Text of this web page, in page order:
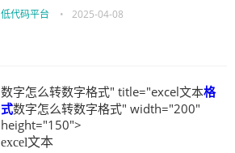
低代码平台 • 2025-04-08
数字怎么转数字格式" title="excel文本格
式数字怎么转数字格式" width="200"
height="150">
excel文本